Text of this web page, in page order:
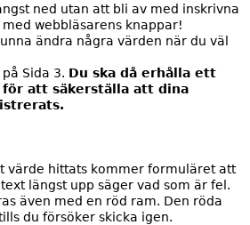
ned utan att bli av med inskrivna
med webbläsarens knappar!
ändra några värden när du väl
Sida 3. Du ska då erhålla ett
för att säkerställa att dina
värde hittats kommer formuläret att
längst upp säger vad som är fel.
även med en röd ram. Den röda
du försöker skicka igen.